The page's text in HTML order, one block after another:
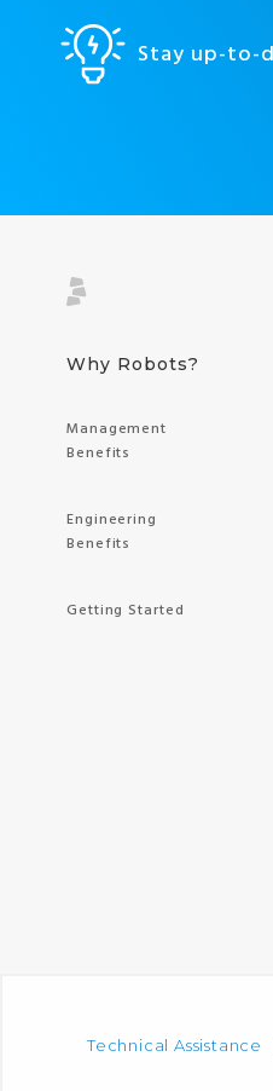
Stay up-to-
Why Robots?
Management
Benefits
Engineering
Benefits
Getting Started
Technical Assistance